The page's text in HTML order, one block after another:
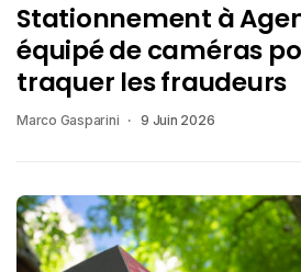
Stationnement à
équipé de caméras
traquer les fraudeurs
Marco Gasparini 9 Juin 2026